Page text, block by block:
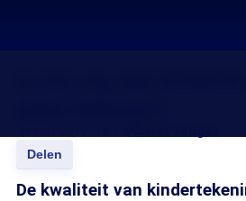
Delen
De kwaliteit van